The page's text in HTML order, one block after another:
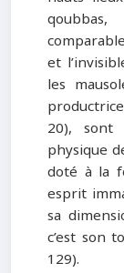
et
les
20), sont
physique
doté à la
esprit
sa
c’est son
129).